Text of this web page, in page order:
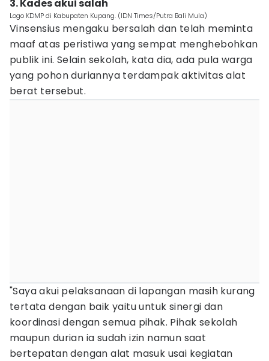
3. Kades akui salah
Logo KDMP di Kabupaten Kupang. (IDN Times/Putra Bali Mula)
Vinsensius mengaku bersalah dan telah meminta
maaf atas peristiwa yang sempat menghebohkan
publik ini. Selain sekolah, kata dia, ada pula warga
yang pohon duriannya terdampak aktivitas alat
berat tersebut.
"Saya akui pelaksanaan di lapangan masih kurang
tertata dengan baik yaitu untuk sinergi dan
koordinasi dengan semua pihak. Pihak sekolah
maupun durian ia sudah izin namun saat
bertepatan dengan alat masuk usai kegiatan